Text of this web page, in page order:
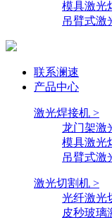
模具激光
吊臂式激
联系澜速
产品中心
激光焊接机 >
龙门架激
模具激光
吊臂式激
激光切割机 >
光纤激光
皮秒玻璃